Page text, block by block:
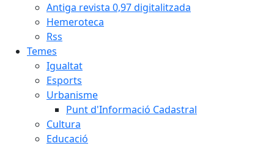
Antiga revista 0,97 digitalitzada
Hemeroteca
Rss
Temes
Igualtat
Esports
Urbanisme
Punt d'Informació Cadastral
Cultura
Educació